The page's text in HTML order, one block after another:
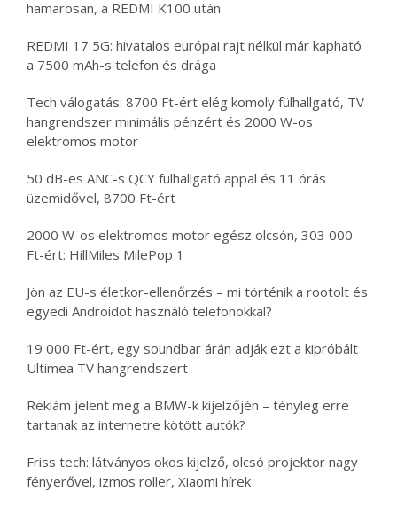
hamarosan, a REDMI K100 után
REDMI 17 5G: hivatalos európai rajt nélkül már kapható
a 7500 mAh-s telefon és drága
Tech válogatás: 8700 Ft-ért elég komoly fülhallgató, TV
hangrendszer minimális pénzért és 2000 W-os
elektromos motor
50 dB-es ANC-s QCY fülhallgató appal és 11 órás
üzemidővel, 8700 Ft-ért
2000 W-os elektromos motor egész olcsón, 303 000
Ft-ért: HillMiles MilePop 1
Jön az EU-s életkor-ellenőrzés – mi történik a rootolt és
egyedi Androidot használó telefonokkal?
19 000 Ft-ért, egy soundbar árán adják ezt a kipróbált
Ultimea TV hangrendszert
Reklám jelent meg a BMW-k kijelzőjén – tényleg erre
tartanak az internetre kötött autók?
Friss tech: látványos okos kijelző, olcsó projektor nagy
fényerővel, izmos roller, Xiaomi hírek